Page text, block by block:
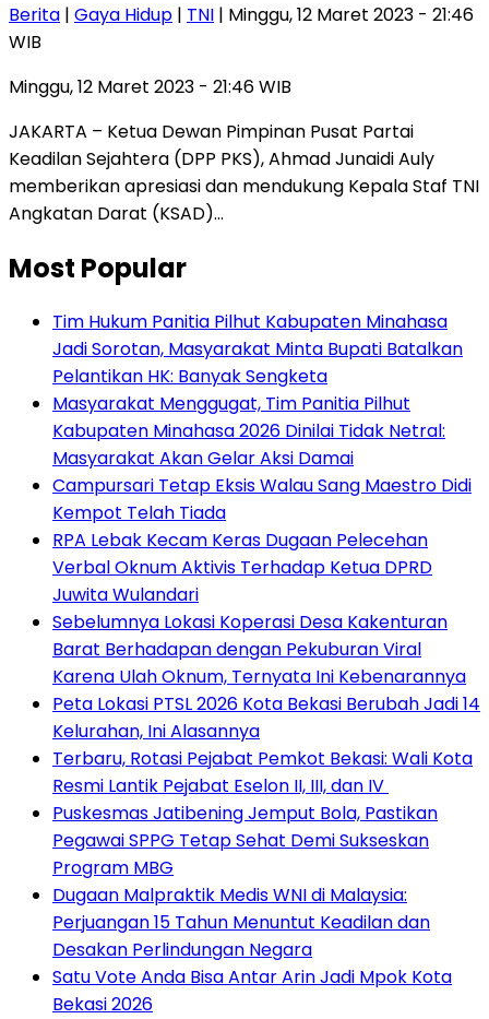
Berita | Gaya Hidup | TNI | Minggu, 12 Maret 2023 - 21:46
WIB
Minggu, 12 Maret 2023 - 21:46 WIB
JAKARTA – Ketua Dewan Pimpinan Pusat Partai
Keadilan Sejahtera (DPP PKS), Ahmad Junaidi Auly
memberikan apresiasi dan mendukung Kepala Staf TNI
Angkatan Darat (KSAD)…
Most Popular
Tim Hukum Panitia Pilhut Kabupaten Minahasa
Jadi Sorotan, Masyarakat Minta Bupati Batalkan
Pelantikan HK: Banyak Sengketa
Masyarakat Menggugat, Tim Panitia Pilhut
Kabupaten Minahasa 2026 Dinilai Tidak Netral:
Masyarakat Akan Gelar Aksi Damai
Campursari Tetap Eksis Walau Sang Maestro Didi
Kempot Telah Tiada
RPA Lebak Kecam Keras Dugaan Pelecehan
Verbal Oknum Aktivis Terhadap Ketua DPRD
Juwita Wulandari
Sebelumnya Lokasi Koperasi Desa Kakenturan
Barat Berhadapan dengan Pekuburan Viral
Karena Ulah Oknum, Ternyata Ini Kebenarannya
Peta Lokasi PTSL 2026 Kota Bekasi Berubah Jadi 14
Kelurahan, Ini Alasannya
‎Terbaru, Rotasi Pejabat Pemkot Bekasi: Wali Kota
Resmi Lantik Pejabat Eselon II, III, dan IV ‎
Puskesmas Jatibening Jemput Bola, Pastikan
Pegawai SPPG Tetap Sehat Demi Sukseskan
Program MBG
‎Dugaan Malpraktik Medis WNI di Malaysia:
Perjuangan 15 Tahun Menuntut Keadilan dan
Desakan Perlindungan Negara
Satu Vote Anda Bisa Antar Arin Jadi Mpok Kota
Bekasi 2026